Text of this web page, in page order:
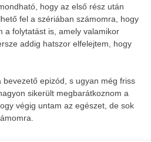
hogy az első rész után
fel a szériában számomra, hogy
a folytatást is, amely valamikor
addig hatszor elfelejtem, hogy
bevezető epizód, s ugyan még friss
sikerült megbarátkoznom a
végig untam az egészet, de sok